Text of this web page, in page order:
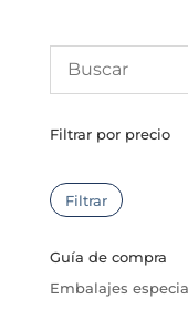
Filtrar por precio
Filtrar
Guía de compra
Embalajes